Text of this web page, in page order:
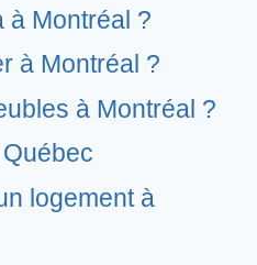
à Montréal ?
à Montréal ?
à Montréal ?
logement à